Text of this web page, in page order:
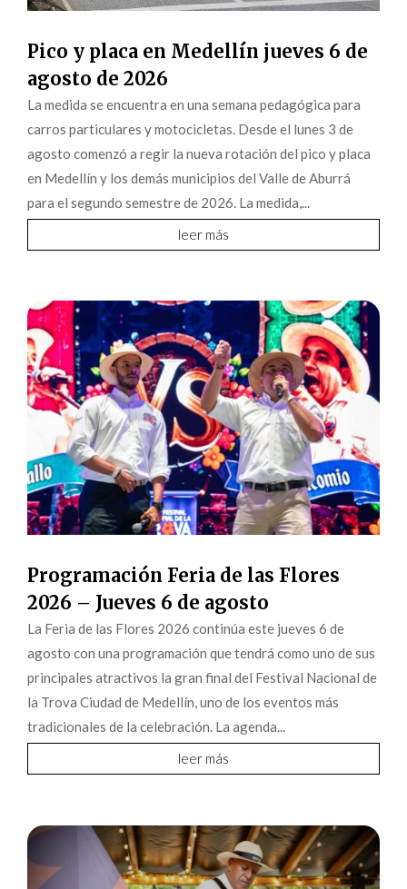
Pico y placa en Medellín jueves 6 de
agosto de 2026
La medida se encuentra en una semana pedagógica para
carros particulares y motocicletas. Desde el lunes 3 de
agosto comenzó a regir la nueva rotación del pico y placa
en Medellín y los demás municipios del Valle de Aburrá
para el segundo semestre de 2026. La medida,...
leer más
Programación Feria de las Flores
2026 – Jueves 6 de agosto
La Feria de las Flores 2026 continúa este jueves 6 de
agosto con una programación que tendrá como uno de sus
principales atractivos la gran final del Festival Nacional de
la Trova Ciudad de Medellín, uno de los eventos más
tradicionales de la celebración. La agenda...
leer más